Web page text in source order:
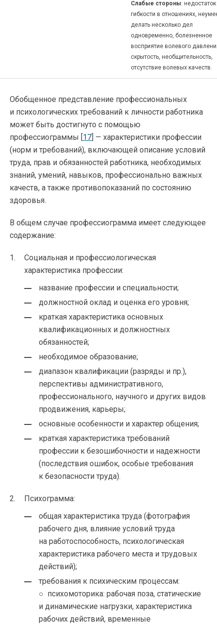
Слабые стороны: недостаток
гибкости в отношениях,
делать несколько дел
одновременно, болезненное
восприятие волевого
скрытость, необщительность,
отсутствие волевых качеств.
Обобщенное представление профессиональных
и психологических требований к личности работника
может быть достигнуто с помощью
профессиограммы [ 17 ] — характеристики профессии
(норм и требований), включающей описание условий
труда, прав и обязанностей работника, необходимых
знаний, умений, навыков, профессионально важных
качеств, а также противопоказаний по состоянию
здоровья.
В общем случае профессиограмма имеет следующее
содержание:
Социальная и профессиологическая
характеристика профессии:
название профессии и специальности;
должностной оклад и оценка его уровня;
краткая характеристика основных
квалификационных и должностных
обязанностей;
необходимое образование;
диапазон квалификации (разряды и пр.),
перспективы административного,
профессионального, научного и других видов
продвижения, карьеры;
основные особенности и характер общения;
краткая характеристика требований
профессии к безошибочности и надежности
(последствия ошибок, особые требования
к безопасности труда).
Психограмма:
общая характеристика труда (фотография
рабочего дня, влияние условий труда
на работоспособность, психологическая
характеристика рабочего места и трудовых
действий);
требования к психическим процессам:
○ психомоторика: рабочая поза, статические
и динамические нагрузки, характеристика
рабочих действий, временные